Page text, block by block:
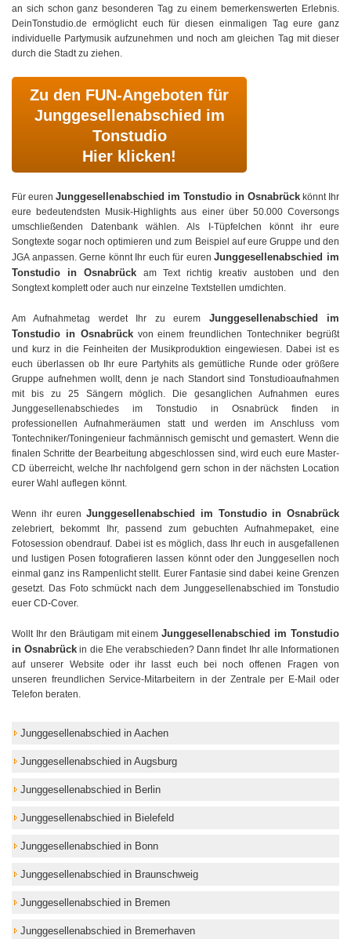
an sich schon ganz besonderen Tag zu einem bemerkenswerten Erlebnis.
DeinTonstudio.de ermöglicht euch für diesen einmaligen Tag eure ganz
individuelle Partymusik aufzunehmen und noch am gleichen Tag mit dieser
durch die Stadt zu ziehen.
Zu den FUN-Angeboten für
Junggesellenabschied im
Tonstudio
Hier klicken!
Für euren Junggesellenabschied im Tonstudio in Osnabrück könnt Ihr
eure bedeutendsten Musik-Highlights aus einer über 50.000 Coversongs
umschließenden Datenbank wählen. Als I-Tüpfelchen könnt ihr eure
Songtexte sogar noch optimieren und zum Beispiel auf eure Gruppe und den
JGA anpassen. Gerne könnt Ihr euch für eurenJunggesellenabschied im
Tonstudio in Osnabrück am Text richtig kreativ austoben und den
Songtext komplett oder auch nur einzelne Textstellen umdichten.
Am Aufnahmetag werdet Ihr zu eurem Junggesellenabschied im
Tonstudio in Osnabrückvon einem freundlichen Tontechniker begrüßt
und kurz in die Feinheiten der Musikproduktion eingewiesen. Dabei ist es
euch überlassen ob Ihr eure Partyhits als gemütliche Runde oder größere
Gruppe aufnehmen wollt, denn je nach Standort sind Tonstudioaufnahmen
mit bis zu 25 Sängern möglich. Die gesanglichen Aufnahmen eures
Junggesellenabschiedes im Tonstudio in Osnabrück finden in
professionellen Aufnahmeräumen statt und werden im Anschluss vom
Tontechniker/Toningenieur fachmännisch gemischt und gemastert. Wenn die
finalen Schritte der Bearbeitung abgeschlossen sind, wird euch eure Master-
CD überreicht, welche Ihr nachfolgend gern schon in der nächsten Location
eurer Wahl auflegen könnt.
Wenn ihr eurenJunggesellenabschied im Tonstudio in Osnabrück
zelebriert, bekommt Ihr, passend zum gebuchten Aufnahmepaket, eine
Fotosession obendrauf. Dabei ist es möglich, dass Ihr euch in ausgefallenen
und lustigen Posen fotografieren lassen könnt oder den Junggesellen noch
einmal ganz ins Rampenlicht stellt. Eurer Fantasie sind dabei keine Grenzen
gesetzt. Das Foto schmückt nach dem Junggesellenabschied im Tonstudio
euer CD-Cover.
Wollt Ihr den Bräutigam mit einemJunggesellenabschied im Tonstudio
in Osnabrück in die Ehe verabschieden? Dann findet Ihr alle Informationen
auf unserer Website oder ihr lasst euch bei noch offenen Fragen von
unseren freundlichen Service-Mitarbeitern in der Zentrale per E-Mail oder
Telefon beraten.
Junggesellenabschied in Aachen
Junggesellenabschied in Augsburg
Junggesellenabschied in Berlin
Junggesellenabschied in Bielefeld
Junggesellenabschied in Bonn
Junggesellenabschied in Braunschweig
Junggesellenabschied in Bremen
Junggesellenabschied in Bremerhaven